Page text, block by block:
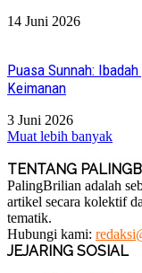
14 Juni 2026
Puasa Sunnah:
Keimanan
3 Juni 2026
Muat lebih banyak
TENTANG
PalingBrilian adalah
artikel secara kolektif
tematik.
Hubungi kami:
JEJARING SOSIAL